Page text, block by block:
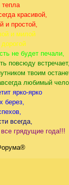
красивой,
и простой,
и милой
не будет печали,
повсюду встречает,
твоим
любимый
ярко-ярко
берез,
всегда,
грядущие года!!!